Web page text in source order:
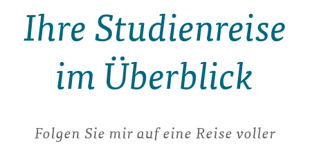
Ihre Studienreise
im Überblick
Folgen Sie mir auf eine Reise voller